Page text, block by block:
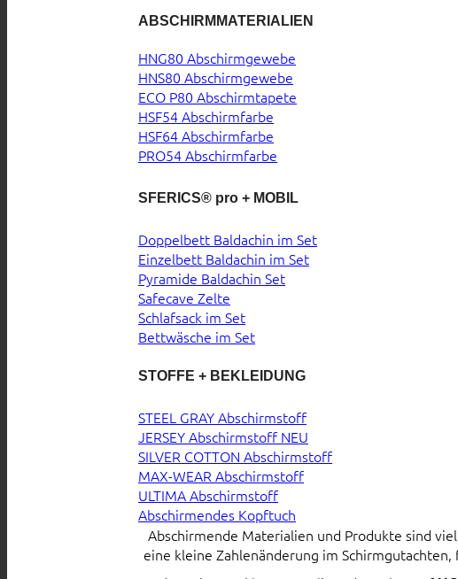
ABSCHIRMMATERIALIEN
HNG80 Abschirmgewebe
HNS80 Abschirmgewebe
ECO P80 Abschirmtapete
HSF54 Abschirmfarbe
HSF64 Abschirmfarbe
PRO54 Abschirmfarbe
SFERICS® pro + MOBIL
Doppelbett Baldachin im Set
Einzelbett Baldachin im Set
Pyramide Baldachin Set
Safecave Zelte
Schlafsack im Set
Bettwäsche im Set
STOFFE + BEKLEIDUNG
STEEL GRAY Abschirmstoff
JERSEY Abschirmstoff
SILVER COTTON Abschirmstoff
MAX-WEAR Abschirmstoff
ULTIMA Abschirmstoff
Abschirmendes Kopftuch
Abschirmende Materialien und Produkte sind
eine kleine Zahlenänderung im